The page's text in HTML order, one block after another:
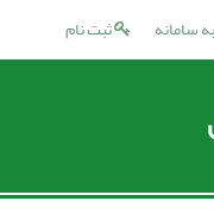
ثبت نام سامانه